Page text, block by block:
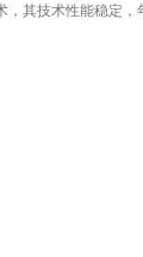
其技术性能稳定，